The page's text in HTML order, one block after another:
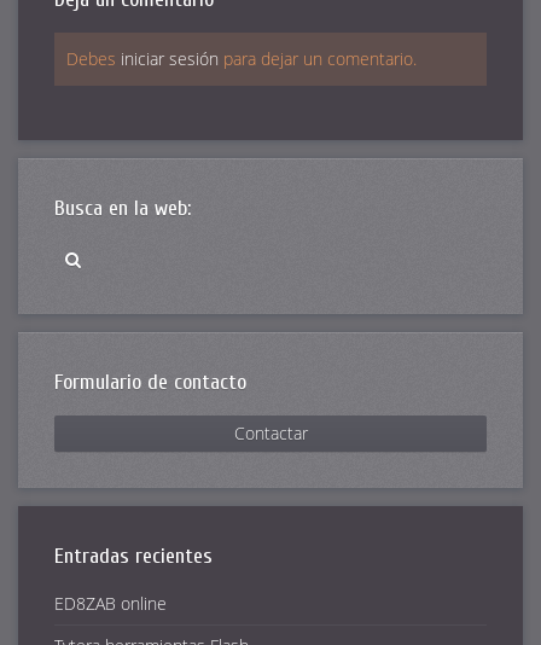
Debes iniciar sesión para dejar un comentario.
Busca en la web:
Formulario de contacto
Contactar
Entradas recientes
ED8ZAB online